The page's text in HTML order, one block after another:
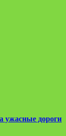
ужасные дороги